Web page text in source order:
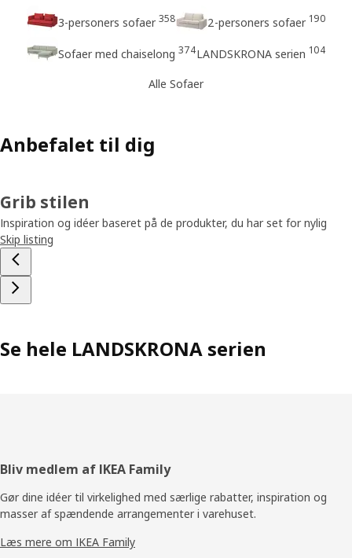
3-personers sofaer 358 2-personers sofaer 190
Sofaer med chaiselong 374LANDSKRONA serien 104
Alle Sofaer
Anbefalet til dig
Grib stilen
Inspiration og idéer baseret på de produkter, du har set for nylig
Skip listing
Se hele LANDSKRONA serien
Footer
Bliv medlem af IKEA Family
Gør dine idéer til virkelighed med særlige rabatter, inspiration og
masser af spændende arrangementer i varehuset.
Læs mere om IKEA Family